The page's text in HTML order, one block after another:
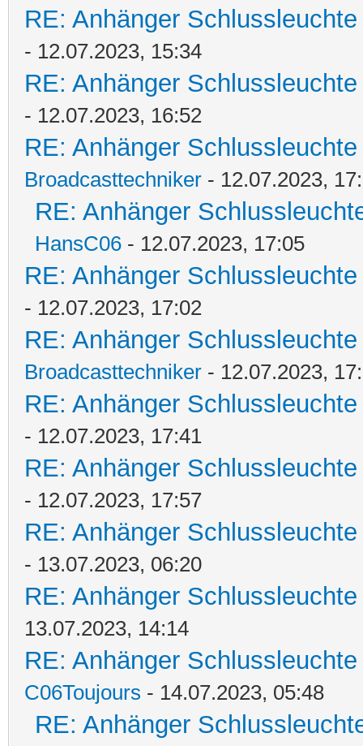
RE: Anhänger
- 12.07.2023, 15:34
RE: Anhänger
- 12.07.2023, 16:52
RE: Anhänger
Broadcasttechniker - 12.07.2023,
RE: Anhänger
HansC06 - 12.07.2023, 17:05
RE: Anhänger
- 12.07.2023, 17:02
RE: Anhänger
Broadcasttechniker - 12.07.2023,
RE: Anhänger
- 12.07.2023, 17:41
RE: Anhänger
- 12.07.2023, 17:57
RE: Anhänger
- 13.07.2023, 06:20
RE: Anhänger
13.07.2023, 14:14
RE: Anhänger
C06Toujours - 14.07.2023, 05:48
RE: Anhänger